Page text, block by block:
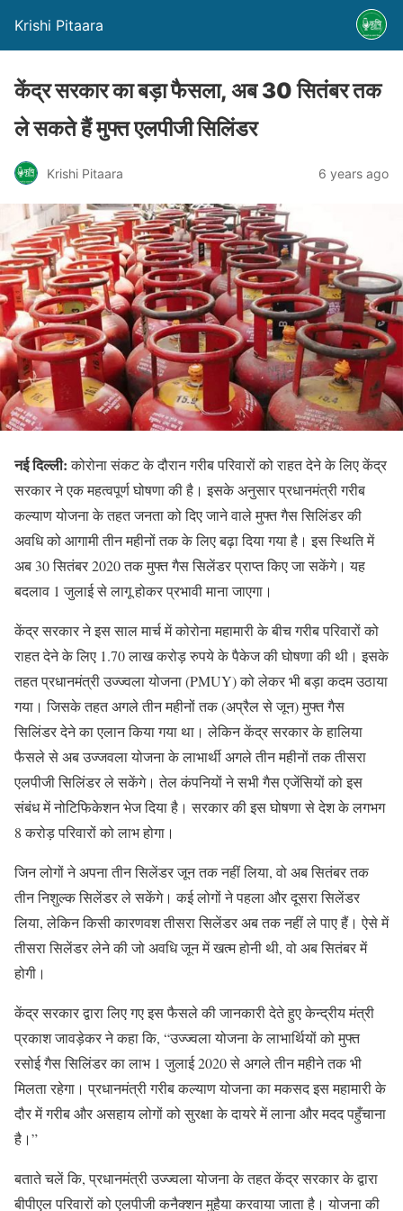
Krishi Pitaara
केंद्र सरकार का बड़ा फैसला, अब 30 सितंबर तक
ले सकते हैं मुफ्त एलपीजी सिलिंडर
Krishi Pitaara 6 years ago
नई दिल्ली:कोरोना संकट के दौरान गरीब परिवारों को राहत देने के लिए केंद्र
सरकार ने एक महत्वपूर्ण घोषणा की है। इसके अनुसार प्रधानमंत्री गरीब
कल्याण योजना के तहत जनता को दिए जाने वाले मुफ्त गैस सिलिंडर की
अवधि को आगामी तीन महीनों तक के लिए बढ़ा दिया गया है। इस स्थिति में
अब 30 सितंबर 2020 तक मुफ्त गैस सिलेंडर प्राप्त किए जा सकेंगे। यह
बदलाव 1 जुलाई से लागू होकर प्रभावी माना जाएगा।
केंद्र सरकार ने इस साल मार्च में कोरोना महामारी के बीच गरीब परिवारों को
राहत देने के लिए 1.70 लाख करोड़ रुपये के पैकेज की घोषणा की थी। इसके
तहत प्रधानमंत्री उज्ज्वला योजना (PMUY) को लेकर भी बड़ा कदम उठाया
गया। जिसके तहत अगले तीन महीनों तक (अप्रैल से जून) मुफ्त गैस
सिलिंडर देने का एलान किया गया था। लेकिन केंद्र सरकार के हालिया
फैसले से अब उज्जवला योजना के लाभार्थी अगले तीन महीनों तक तीसरा
एलपीजी सिलिंडर ले सकेंगे। तेल कंपनियों ने सभी गैस एजेंसियों को इस
संबंध में नोटिफिकेशन भेज दिया है। सरकार की इस घोषणा से देश के लगभग
8 करोड़ परिवारों को लाभ होगा।
जिन लोगों ने अपना तीन सिलेंडर जून तक नहीं लिया, वो अब सितंबर तक
तीन निशुल्क सिलेंडर ले सकेंगे। कई लोगों ने पहला और दूसरा सिलेंडर
लिया, लेकिन किसी कारणवश तीसरा सिलेंडर अब तक नहीं ले पाए हैं। ऐसे में
तीसरा सिलेंडर लेने की जो अवधि जून में खत्म होनी थी, वो अब सितंबर में
होगी।
केंद्र सरकार द्वारा लिए गए इस फैसले की जानकारी देते हुए केन्द्रीय मंत्री
प्रकाश जावड़ेकर ने कहा कि, “उज्ज्वला योजना के लाभार्थियों को मुफ्त
रसोई गैस सिलिंडर का लाभ 1 जुलाई 2020 से अगले तीन महीने तक भी
मिलता रहेगा। प्रधानमंत्री गरीब कल्याण योजना का मकसद इस महामारी के
दौर में गरीब और असहाय लोगों को सुरक्षा के दायरे में लाना और मदद पहुँचाना
है।”
बताते चलें कि, प्रधानमंत्री उज्ज्वला योजना के तहत केंद्र सरकार के द्वारा
बीपीएल परिवारों को एलपीजी कनैक्शन मुहैया करवाया जाता है। योजना की